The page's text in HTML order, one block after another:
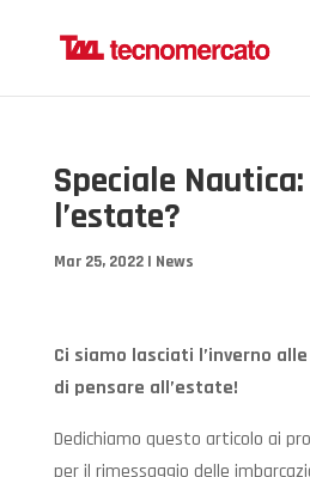
Speciale
l’estate?
Mar 25, 2022| News
Ci siamo lasciati l’inverno
di pensare all’estate!
Dedichiamo questo articolo ai
per il rimessaggio delle